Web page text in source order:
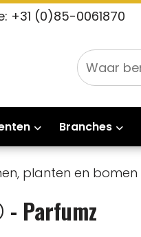
+31 (0)85-0061870
Branches
planten en bomen
- Parfumz